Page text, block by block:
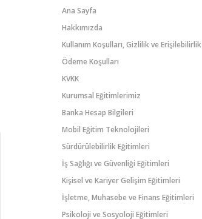
Ana Sayfa
Hakkımızda
Kullanım Koşulları, Gizlilik ve Erişilebilirlik
Ödeme Koşulları
KVKK
Kurumsal Eğitimlerimiz
Banka Hesap Bilgileri
Mobil Eğitim Teknolojileri
Sürdürülebilirlik Eğitimleri
İş Sağlığı ve Güvenliği Eğitimleri
Kişisel ve Kariyer Gelişim Eğitimleri
İşletme, Muhasebe ve Finans Eğitimleri
Psikoloji ve Sosyoloji Eğitimleri